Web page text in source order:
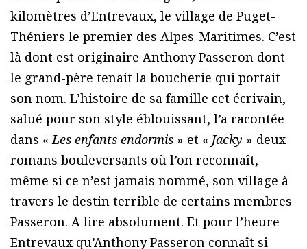
kilomètres d’Entrevaux, le village de Puget-
Théniers le premier des Alpes-Maritimes. C’est
là dont est originaire Anthony Passeron dont
le grand-père tenait la boucherie qui portait
son nom. L’histoire de sa famille cet écrivain,
salué pour son style éblouissant, l’a racontée
dans « Les enfants endormis » et « Jacky » deux
romans bouleversants où l’on reconnaît,
même si ce n’est jamais nommé, son village à
travers le destin terrible de certains membres
Passeron. A lire absolument. Et pour l’heure
Entrevaux qu’Anthony Passeron connaît si